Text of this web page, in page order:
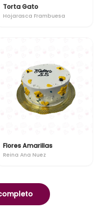
Torta Gato
Hojarasca Frambuesa
Flores Amarillas
Reina Ana Nuez